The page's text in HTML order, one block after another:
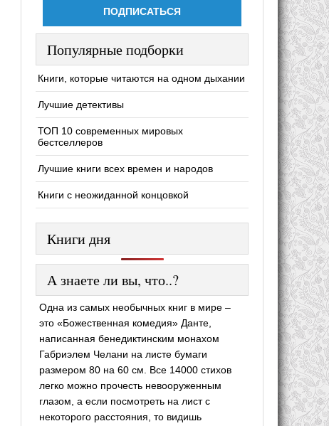
Популярные подборки
Книги, которые читаются на одном дыхании
Лучшие детективы
ТОП 10 современных мировых
бестселлеров
Лучшие книги всех времен и народов
Книги с неожиданной концовкой
Книги дня
А знаете ли вы, что..?
Одна из самых необычных книг в мире –
это «Божественная комедия» Данте,
написанная бенедиктинским монахом
Габриэлем Челани на листе бумаги
размером 80 на 60 см. Все 14000 стихов
легко можно прочесть невооруженным
глазом, а если посмотреть на лист с
некоторого расстояния, то видишь